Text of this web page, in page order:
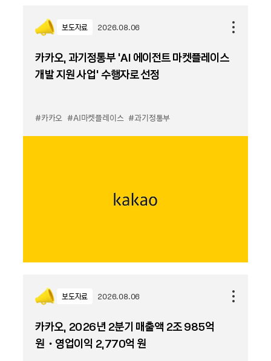
보도자료 2026.08.06
카카오, 과기정통부 ‘AI 에이전트 마켓플레이스
개발 지원 사업’ 수행자로 선정
#카카오 #AI마켓플레이스 #과기정통부
보도자료 2026.08.06
카카오, 2026년 2분기 매출액 2조 985억
원・영업이익 2,770억 원